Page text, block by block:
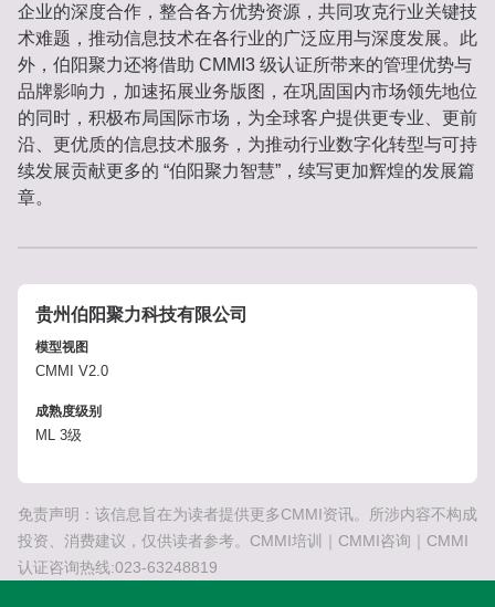
企业的深度合作，整合各方优势资源，共同攻克行业关键技
术难题，推动信息技术在各行业的广泛应用与深度发展。此
外，伯阳聚力还将借助 CMMI3 级认证所带来的管理优势与
品牌影响力，加速拓展业务版图，在巩固国内市场领先地位
的同时，积极布局国际市场，为全球客户提供更专业、更前
沿、更优质的信息技术服务，为推动行业数字化转型与可持
续发展贡献更多的 “伯阳聚力智慧”，续写更加辉煌的发展篇
章。
贵州伯阳聚力科技有限公司
模型视图
CMMI V2.0
成熟度级别
ML 3级
免责声明：该信息旨在为读者提供更多CMMI资讯。所涉内容不构成
投资、消费建议，仅供读者参考。CMMI培训｜CMMI咨询｜CMMI
认证咨询热线:023-63248819